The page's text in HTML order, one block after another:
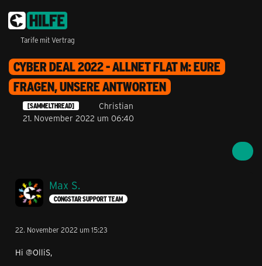
Tarife mit Vertrag
CYBER DEAL 2022 - ALLNET FLAT M: EURE
FRAGEN, UNSERE ANTWORTEN
[SAMMELTHREAD]
Christian
21. November 2022 um 06:40
Max S.
CONGSTAR SUPPORT TEAM
22. November 2022 um 15:23
Hi @OlliS,